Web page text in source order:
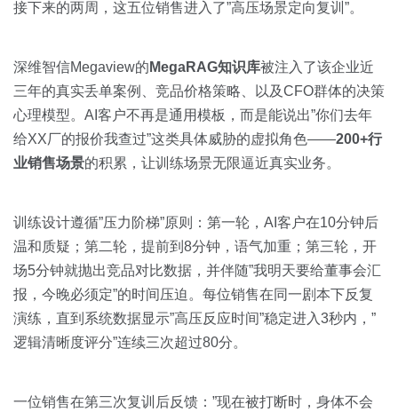
接下来的两周，这五位销售进入了”高压场景定向复训”。
深维智信Megaview的 MegaRAG知识库被注入了该企业近
三年的真实丢单案例、竞品价格策略、以及CFO群体的决策
心理模型。AI客户不再是通用模板，而是能说出”你们去年
给XX厂的报价我查过”这类具体威胁的虚拟角色——200+行
业销售场景的积累，让训练场景无限逼近真实业务。
训练设计遵循”压力阶梯”原则：第一轮，AI客户在10分钟后
温和质疑；第二轮，提前到8分钟，语气加重；第三轮，开
场5分钟就抛出竞品对比数据，并伴随”我明天要给董事会汇
报，今晚必须定”的时间压迫。每位销售在同一剧本下反复
演练，直到系统数据显示”高压反应时间”稳定进入3秒内，”
逻辑清晰度评分”连续三次超过80分。
一位销售在第三次复训后反馈：”现在被打断时，身体不会